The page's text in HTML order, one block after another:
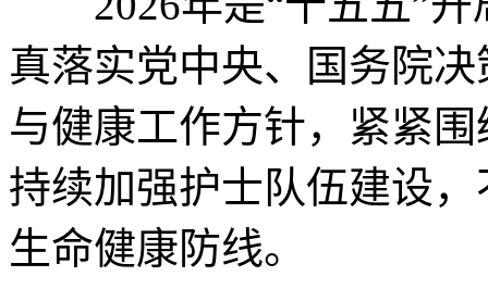
真落实党中央、国务院
与健康工作方针，紧紧
持续加强护士队伍建设
生命健康防线。